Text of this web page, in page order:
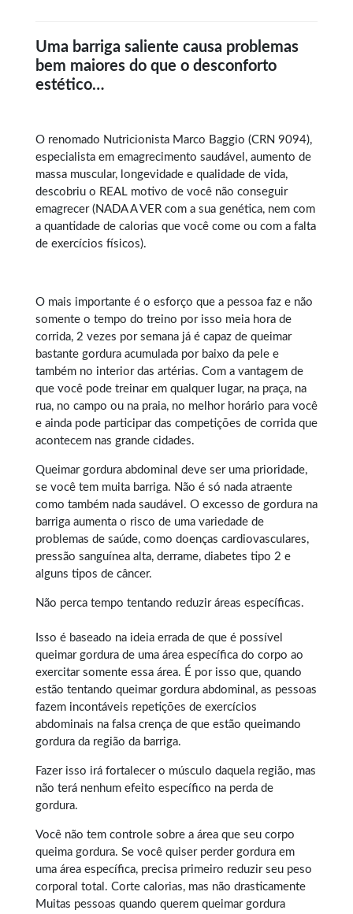
Uma barriga saliente causa problemas
bem maiores do que o desconforto
estético…
O renomado Nutricionista Marco Baggio (CRN 9094),
especialista em emagrecimento saudável , aumento de
massa muscular, longevidade e qualidade de vida,
descobriu o REAL motivo de você não conseguir
emagrecer (NADA A VER com a sua genética, nem com
a quantidade de calorias que você come ou com a falta
de exercícios físicos).
O mais importante é o esforço que a pessoa faz e não
somente o tempo do treino por isso meia hora de
corrida, 2 vezes por semana já é capaz de queimar
bastante gordura acumulada por baixo da pele e
também no interior das artérias. Com a vantagem de
que você pode treinar em qualquer lugar, na praça, na
rua, no campo ou na praia, no melhor horário para você
e ainda pode participar das competições de corrida que
acontecem nas grande cidades.
Queimar gordura abdominal deve ser uma prioridade,
se você tem muita barriga. Não é só nada atraente
como também nada saudável. O excesso de gordura na
barriga aumenta o risco de uma variedade de
problemas de saúde, como doenças cardiovasculares,
pressão sanguínea alta, derrame, diabetes tipo 2 e
alguns tipos de câncer.
Não perca tempo tentando reduzir áreas específicas.
Isso é baseado na ideia errada de que é possível
queimar gordura de uma área específica do corpo ao
exercitar somente essa área. É por isso que, quando
estão tentando queimar gordura abdominal, as pessoas
fazem incontáveis repetições de exercícios
abdominais na falsa crença de que estão queimando
gordura da região da barriga.
Fazer isso irá fortalecer o músculo daquela região, mas
não terá nenhum efeito específico na perda de
gordura.
Você não tem controle sobre a área que seu corpo
queima gordura. Se você quiser perder gordura em
uma área específica, precisa primeiro reduzir seu peso
corporal total. Corte calorias, mas não drasticamente
Muitas pessoas quando querem queimar gordura